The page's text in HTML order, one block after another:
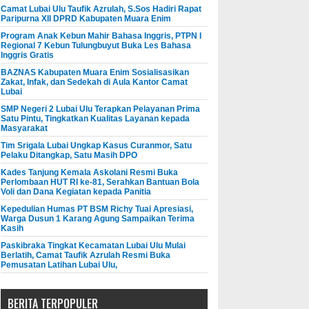
Camat Lubai Ulu Taufik Azrulah, S.Sos Hadiri Rapat
Paripurna XII DPRD Kabupaten Muara Enim
Program Anak Kebun Mahir Bahasa Inggris, PTPN I
Regional 7 Kebun Tulungbuyut Buka Les Bahasa
Inggris Gratis
BAZNAS Kabupaten Muara Enim Sosialisasikan
Zakat, Infak, dan Sedekah di Aula Kantor Camat
Lubai
SMP Negeri 2 Lubai Ulu Terapkan Pelayanan Prima
Satu Pintu, Tingkatkan Kualitas Layanan kepada
Masyarakat
Tim Srigala Lubai Ungkap Kasus Curanmor, Satu
Pelaku Ditangkap, Satu Masih DPO
Kades Tanjung Kemala Askolani Resmi Buka
Perlombaan HUT RI ke-81, Serahkan Bantuan Bola
Voli dan Dana Kegiatan kepada Panitia
Kepedulian Humas PT BSM Richy Tuai Apresiasi,
Warga Dusun 1 Karang Agung Sampaikan Terima
Kasih
Paskibraka Tingkat Kecamatan Lubai Ulu Mulai
Berlatih, Camat Taufik Azrulah Resmi Buka
Pemusatan Latihan Lubai Ulu,
BERITA TERPOPULER